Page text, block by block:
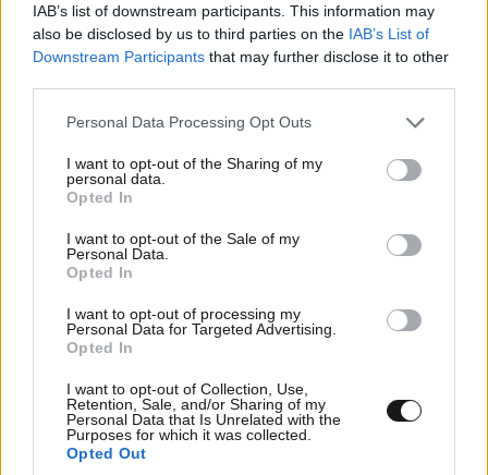
IAB’s list of downstream participants. This information may
also be disclosed by us to third parties on the IAB’s List of
Downstream Participants that may further disclose it to other
Please note that this website/app uses one or more Google
not limited to your visit or usage behaviour. You may click to
grant or deny consent to Google and its third-party tags to
use your data for below specified purposes in below Google
consent section.
Personal Data Processing Opt Outs
I want to opt-out of the Sharing of my
personal data.
Opted In
I want to opt-out of the Sale of my
Personal Data.
Opted In
I want to opt-out of processing my
Personal Data for Targeted Advertising.
Opted In
I want to opt-out of Collection, Use,
Retention, Sale, and/or Sharing of my
Personal Data that Is Unrelated with the
Purposes for which it was collected.
Opted Out